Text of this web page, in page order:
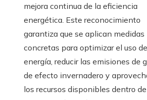
mejora continua de la eficiencia
energética. Este reconocimiento
garantiza que se aplican medidas
concretas para optimizar el uso de
energía, reducir las emisiones de
de efecto invernadero y
los recursos disponibles dentro